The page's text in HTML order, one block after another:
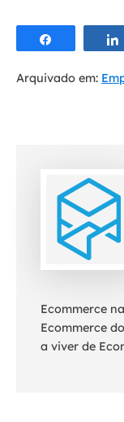
Compartilhar
Arquivado em:
Ecommerce
Ecommerce
a viver de